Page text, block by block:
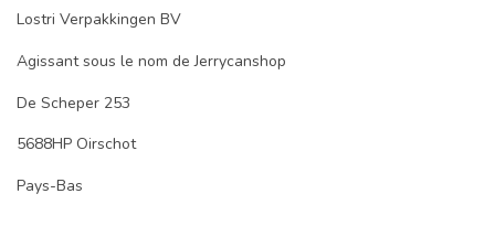
Lostri Verpakkingen BV
Agissant sous le nom de Jerrycanshop
De Scheper 253
5688HP Oirschot
Pays-Bas